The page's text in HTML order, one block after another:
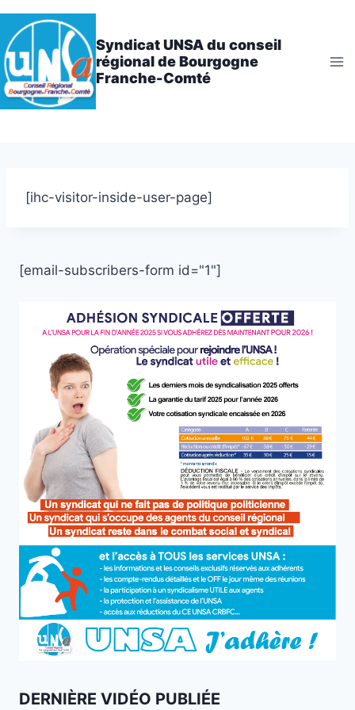
Aller
au
contenu
Syndicat UNSA du conseil
régional de Bourgogne
Franche-Comté
[ihc-visitor-inside-user-page]
[email-subscribers-form id="1"]
DERNIÈRE VIDÉO PUBLIÉE